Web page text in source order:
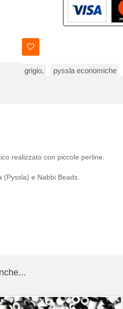
grigio, pyssla economiche
realizzato con piccole perline.
(Pyssla) e Nabbi Beads.